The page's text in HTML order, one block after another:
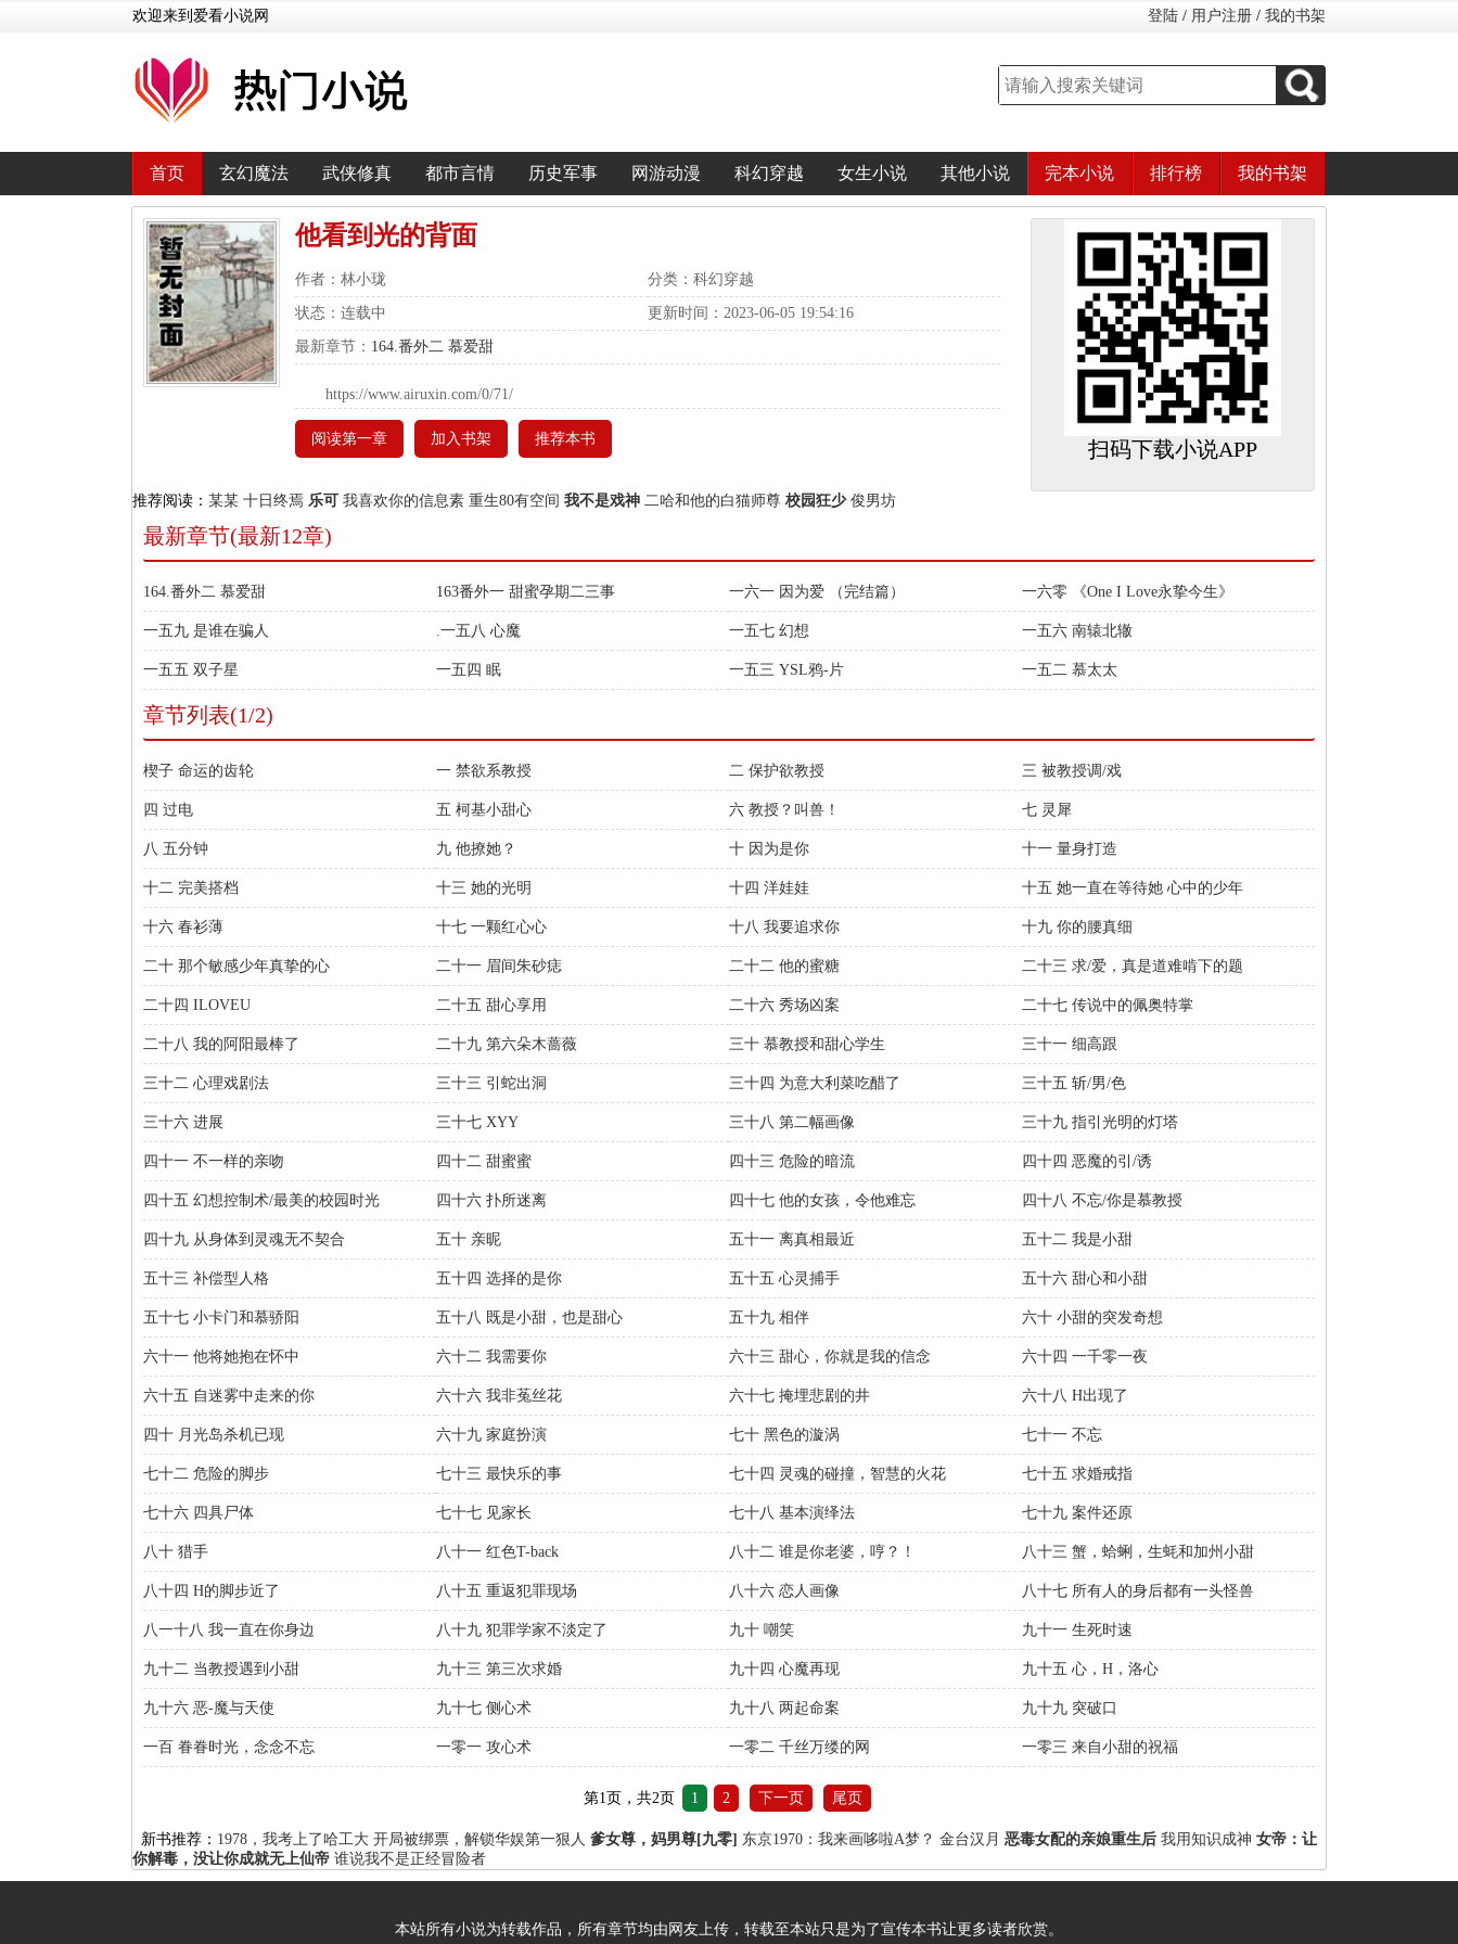
欢迎来到爱看小说网 登陆 / 用户注册 / 我的书架
首页 玄幻魔法 武侠修真 都市言情 历史军事 网游动漫 科幻穿越 女生小说 其他小说 完本小说 排行榜 我的书架
他看到光的背面
作者：林小珑 分类：科幻穿越
状态：连载中 更新时间：2023-06-05 19:54:16
最新章节： 164.番外二 慕爱甜
https://www.airuxin.com/0/71/
阅读第一章 加入书架 推荐本书 扫码下载小说APP
推荐阅读： 某某 十日终焉 乐可 我喜欢你的信息素 重生80有空间 我不是戏神 二哈和他的白猫师尊 校园狂少 俊男坊
最新章节(最新12章)
164.番外二 慕爱甜 163番外一 甜蜜孕期二三事 一六一 因为爱 （完结篇） 一六零 《One I Love永挚今生》
一五九 是谁在骗人 .一五八 心魔 一五七 幻想 一五六 南辕北辙
一五五 双子星 一五四 眠 一五三 YSL鸦-片 一五二 慕太太
章节列表(1/2)
楔子 命运的齿轮 一 禁欲系教授 二 保护欲教授 三 被教授调/戏
四 过电 五 柯基小甜心 六 教授？叫兽！ 七 灵犀
八 五分钟 九 他撩她？ 十 因为是你 十一 量身打造
十二 完美搭档 十三 她的光明 十四 洋娃娃 十五 她一直在等待她 心中的少年
十六 春衫薄 十七 一颗红心心 十八 我要追求你 十九 你的腰真细
二十 那个敏感少年真挚的心 二十一 眉间朱砂痣 二十二 他的蜜糖 二十三 求/爱，真是道难啃下的题
二十四 ILOVEU 二十五 甜心享用 二十六 秀场凶案 二十七 传说中的佩奥特掌
二十八 我的阿阳最棒了 二十九 第六朵木蔷薇 三十 慕教授和甜心学生 三十一 细高跟
三十二 心理戏剧法 三十三 引蛇出洞 三十四 为意大利菜吃醋了 三十五 斩/男/色
三十六 进展 三十七 XYY 三十八 第二幅画像 三十九 指引光明的灯塔
四十一 不一样的亲吻 四十二 甜蜜蜜 四十三 危险的暗流 四十四 恶魔的引/诱
四十五 幻想控制术/最美的校园时光 四十六 扑所迷离 四十七 他的女孩，令他难忘 四十八 不忘/你是慕教授
四十九 从身体到灵魂无不契合 五十 亲昵 五十一 离真相最近 五十二 我是小甜
五十三 补偿型人格 五十四 选择的是你 五十五 心灵捕手 五十六 甜心和小甜
五十七 小卡门和慕骄阳 五十八 既是小甜，也是甜心 五十九 相伴 六十 小甜的突发奇想
六十一 他将她抱在怀中 六十二 我需要你 六十三 甜心，你就是我的信念 六十四 一千零一夜
六十五 自迷雾中走来的你 六十六 我非菟丝花 六十七 掩埋悲剧的井 六十八 H出现了
四十 月光岛杀机已现 六十九 家庭扮演 七十 黑色的漩涡 七十一 不忘
七十二 危险的脚步 七十三 最快乐的事 七十四 灵魂的碰撞，智慧的火花 七十五 求婚戒指
七十六 四具尸体 七十七 见家长 七十八 基本演绎法 七十九 案件还原
八十 猎手 八十一 红色T-back 八十二 谁是你老婆，哼？！ 八十三 蟹，蛤蜊，生蚝和加州小甜
八十四 H的脚步近了 八十五 重返犯罪现场 八十六 恋人画像 八十七 所有人的身后都有一头怪兽
八一十八 我一直在你身边 八十九 犯罪学家不淡定了 九十 嘲笑 九十一 生死时速
九十二 当教授遇到小甜 九十三 第三次求婚 九十四 心魔再现 九十五 心，H，洛心
九十六 恶-魔与天使 九十七 侧心术 九十八 两起命案 九十九 突破口
一百 眷眷时光，念念不忘 一零一 攻心术 一零二 千丝万缕的网 一零三 来自小甜的祝福
第1页，共2页 1 2 下一页 尾页
新书推荐： 1978，我考上了哈工大 开局被绑票，解锁华娱第一狠人 爹女尊，妈男尊[九零] 东京1970：我来画哆啦A梦？ 金台汉月 恶毒女配的亲娘重生后 我用知识成神 女帝：让
你解毒，没让你成就无上仙帝 谁说我不是正经冒险者
本站所有小说为转载作品，所有章节均由网友上传，转载至本站只是为了宣传本书让更多读者欣赏。